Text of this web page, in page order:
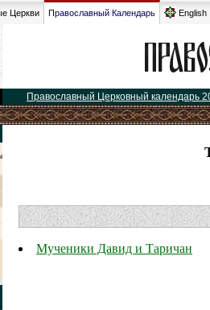
Церкви Православный Календарь English
Православный Церковный календарь
Мученики Давид и Таричан